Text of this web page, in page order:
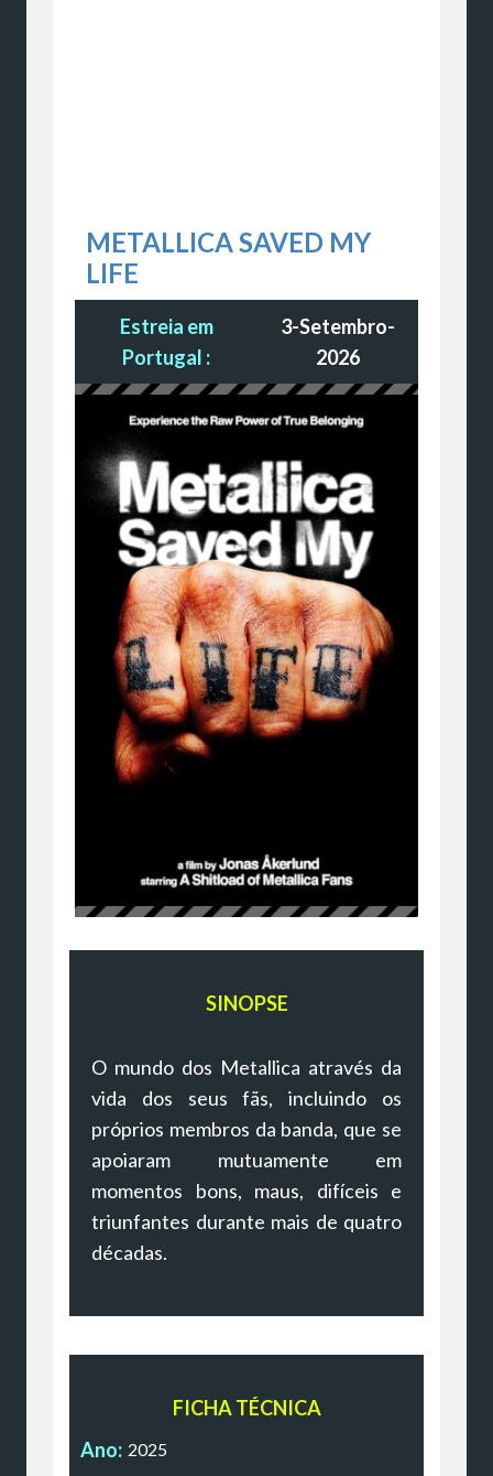
METALLICA SAVED MY
LIFE
Estreia em
Portugal :
3-Setembro-
2026
SINOPSE
O mundo dos Metallica através da
vida dos seus fãs, incluindo os
próprios membros da banda, que se
apoiaram mutuamente em
momentos bons, maus, difíceis e
triunfantes durante mais de quatro
décadas.
FICHA TÉCNICA
Ano: 2025